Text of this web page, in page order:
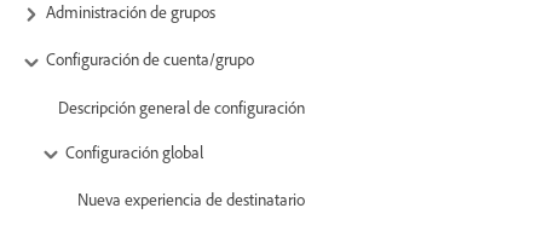
Administración de grupos
Configuración de cuenta/grupo
Descripción general de configuración
Configuración global
Nueva experiencia de destinatario